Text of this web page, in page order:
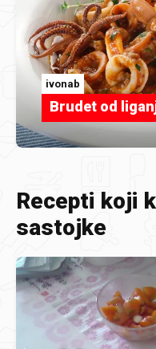
ivonab
Brudet od
Recepti koji
sastojke